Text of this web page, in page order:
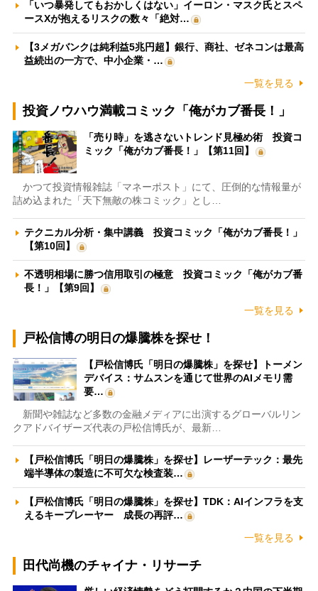
「いつ暴発してもおかしくはない」イーロン・マスク氏とスペ
ースXが抱えるリスクの数々「絶対…
【3メガバンクは純利益5兆円超】銀行、商社、ゼネコンは最高
益続出の一方で、中小企業・…
一覧を見る
投資ノウハウ満載コミック「俺がカブ番長！」
「売り時」を逃さないトレンド見極め術 投資コ
ミック「俺がカブ番長！」【第11回】
かつて投資情報雑誌「マネーポスト」にて、圧倒的な情報量が
詰め込まれた「天下無敵の株コミック」とし…
テクニカル分析・集中講義 投資コミック「俺がカブ番長！」
【第10回】
不透明相場に勝つ信用取引の極意 投資コミック「俺がカブ番
長！」【第9回】
一覧を見る
戸松信博の明日の爆騰株を探せ！
【戸松信博氏「明日の爆騰株」を探せ】トーメン
デバイス：サムスンを通じて世界のAIメモリ需
要…
新聞や雑誌など多数の金融メディアに出演するグローバルリン
クアドバイザーズ代表の戸松信博氏が、最新…
【戸松信博氏「明日の爆騰株」を探せ】レーザーテック：最先
端半導体の製造に不可欠な検査装…
【戸松信博氏「明日の爆騰株」を探せ】TDK：AIインフラを支
えるキープレーヤー 成長の再評…
一覧を見る
田代尚機のチャイナ・リサーチ